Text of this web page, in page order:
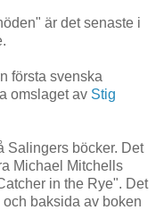
är det senaste i
första svenska
omslaget av Stig
Salingers böcker. Det
Michael Mitchells
in the Rye". Det
baksida av boken